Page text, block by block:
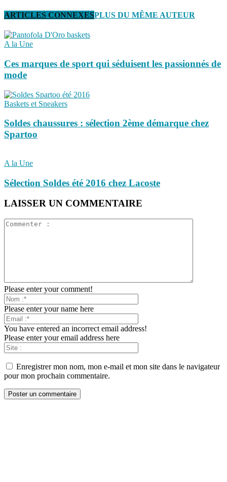
ARTICLES CONNEXESPLUS DU MÊME AUTEUR
A la Une
Ces marques de sport qui séduisent les passionnés de
mode
Baskets et Sneakers
Soldes chaussures : sélection 2ème démarque chez
Spartoo
A la Une
Sélection Soldes été 2016 chez Lacoste
LAISSER UN COMMENTAIRE
Please enter your comment!
Please enter your name here
You have entered an incorrect email address!
Please enter your email address here
Enregistrer mon nom, mon e-mail et mon site dans le navigateur
pour mon prochain commentaire.